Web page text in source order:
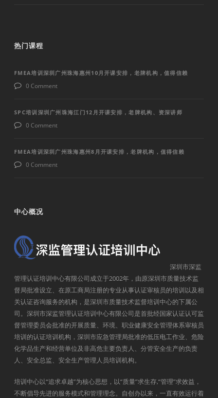
热门课程
FMEA培训深圳广州珠海惠州10月开课安排，老牌机构，值得信赖
0 Comment
SPC培训深圳广州珠海江门12月开课安排，老牌机构、资深讲师
0 Comment
FMEA培训深圳广州珠海惠州8月开课安排，老牌机构，值得信赖
0 Comment
中心概况
深圳市深监
管理认证培训中心有限公司成立于2002年，由原深圳市质量技术监
督局批准设立、在原工商局注册的专业从事认证审核员的培训以及相
关认证咨询服务的机构，是深圳市质量技术监督培训中心的下属公
司。深圳市深监管理认证培训中心有限公司是首批经国家认证认可监
督管理委员会批准的开展质量、环境、职业健康安全管理体系审核员
培训的认证培训机构，深圳市应急管理局批准的低压电工作业、危险
化学品生产和经营单位及非高危主要负责人、分管安全生产的负责
人、安全总监、安全生产管理人员培训机构。
培训中心以“追求卓越”为核心思想，以“质量”求生存,“管理”求效益，
不断倡导先进的服务模式和管理理念。自创办以来，一直有效运行着